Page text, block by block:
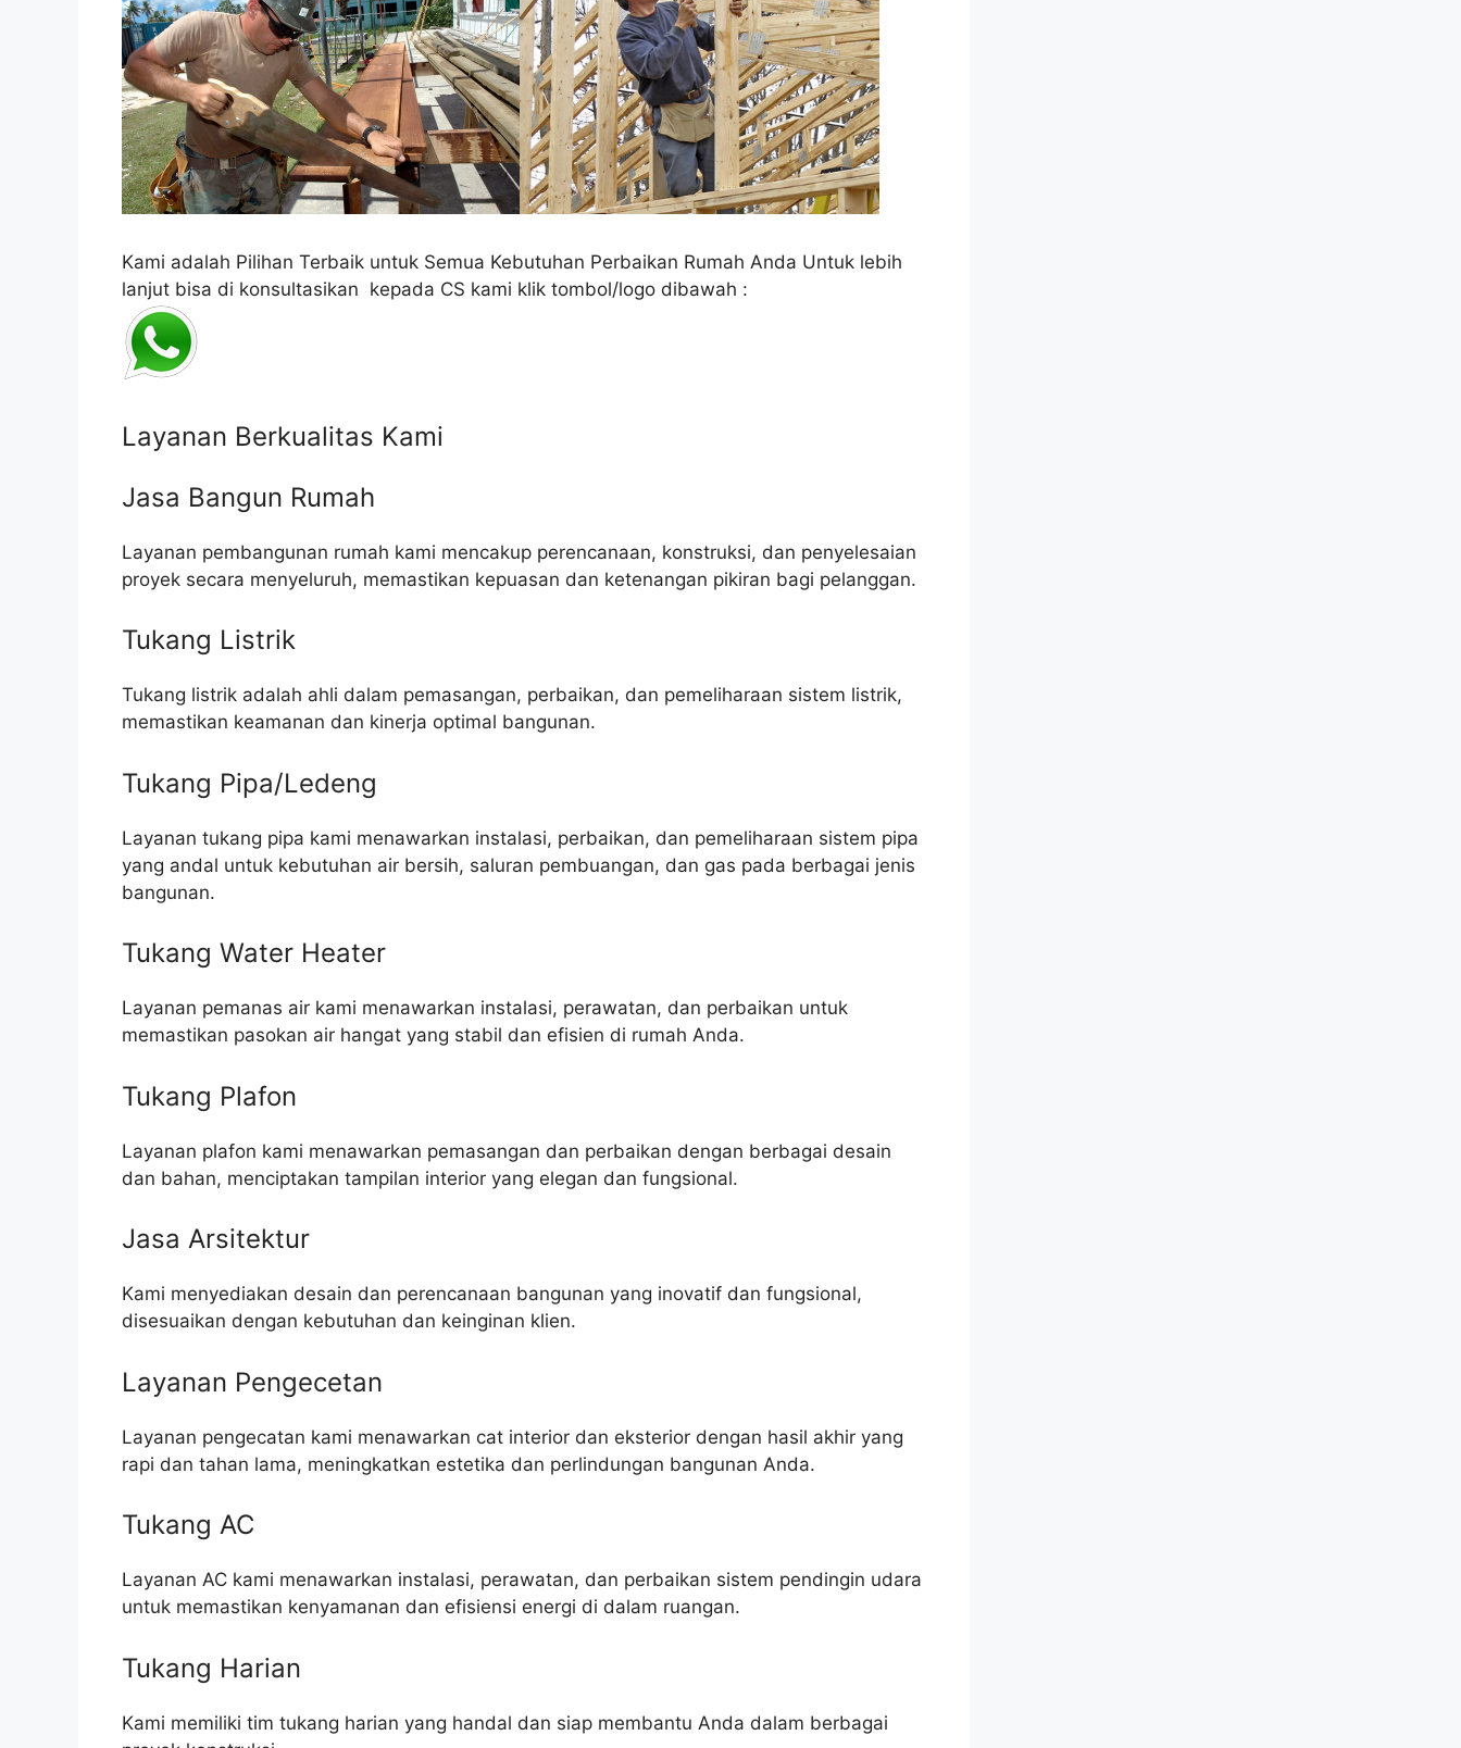
Kami adalah Pilihan Terbaik untuk Semua Kebutuhan Perbaikan Rumah Anda Untuk lebih
lanjut bisa di konsultasikan kepada CS kami klik tombol/logo dibawah :
Layanan Berkualitas Kami
Jasa Bangun Rumah
Layanan pembangunan rumah kami mencakup perencanaan, konstruksi, dan penyelesaian
proyek secara menyeluruh, memastikan kepuasan dan ketenangan pikiran bagi pelanggan.
Tukang Listrik
Tukang listrik adalah ahli dalam pemasangan, perbaikan, dan pemeliharaan sistem listrik,
memastikan keamanan dan kinerja optimal bangunan.
Tukang Pipa/Ledeng
Layanan tukang pipa kami menawarkan instalasi, perbaikan, dan pemeliharaan sistem pipa
yang andal untuk kebutuhan air bersih, saluran pembuangan, dan gas pada berbagai jenis
bangunan.
Tukang Water Heater
Layanan pemanas air kami menawarkan instalasi, perawatan, dan perbaikan untuk
memastikan pasokan air hangat yang stabil dan efisien di rumah Anda.
Tukang Plafon
Layanan plafon kami menawarkan pemasangan dan perbaikan dengan berbagai desain
dan bahan, menciptakan tampilan interior yang elegan dan fungsional.
Jasa Arsitektur
Kami menyediakan desain dan perencanaan bangunan yang inovatif dan fungsional,
disesuaikan dengan kebutuhan dan keinginan klien.
Layanan Pengecetan
Layanan pengecatan kami menawarkan cat interior dan eksterior dengan hasil akhir yang
rapi dan tahan lama, meningkatkan estetika dan perlindungan bangunan Anda.
Tukang AC
Layanan AC kami menawarkan instalasi, perawatan, dan perbaikan sistem pendingin udara
untuk memastikan kenyamanan dan efisiensi energi di dalam ruangan.
Tukang Harian
Kami memiliki tim tukang harian yang handal dan siap membantu Anda dalam berbagai